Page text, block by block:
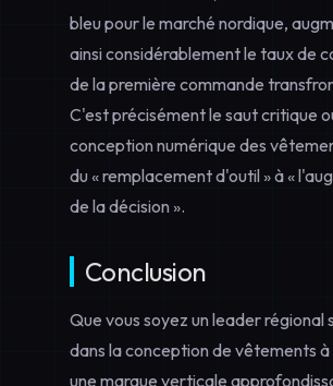
bleu pour le marché nordique,
ainsi considérablement le taux de
de la première commande
C'est précisément le saut critique
conception numérique des
du « remplacement d'outil » à «
de la décision ».
Conclusion
Que vous soyez un leader régional
dans laconception de vêtements à
une marque verticale